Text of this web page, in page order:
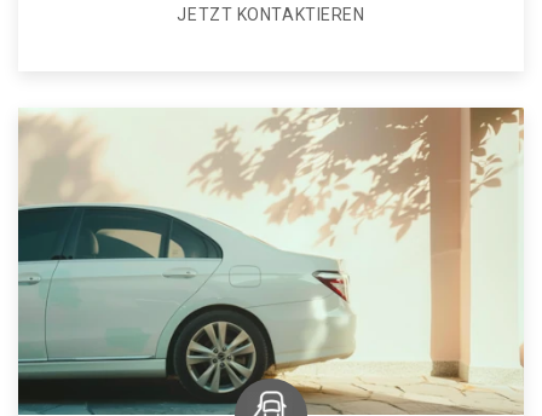
JETZT KONTAKTIEREN